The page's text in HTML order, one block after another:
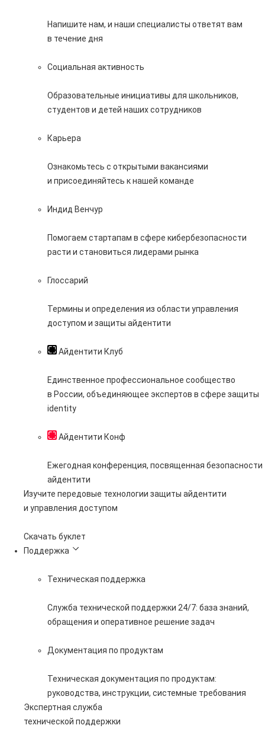
Напишите нам, и наши специалисты ответят вам
в течение дня
Социальная активность
Образовательные инициативы для школьников,
студентов и детей наших сотрудников
Карьера
Ознакомьтесь с открытыми вакансиями
и присоединяйтесь к нашей команде
Индид Венчур
Помогаем стартапам в сфере кибербезопасности
расти и становиться лидерами рынка
Глоссарий
Термины и определения из области управления
доступом и защиты айдентити
Айдентити Клуб
Единственное профессиональное сообщество
в России, объединяющее экспертов в сфере защиты
identity
Айдентити Конф
Ежегодная конференция, посвященная безопасности
айдентити
Изучите передовые технологии защиты айдентити
и управления доступом
Скачать буклет
Поддержка
Техническая поддержка
Служба технической поддержки 24/7: база знаний,
обращения и оперативное решение задач
Документация по продуктам
Техническая документация по продуктам:
руководства, инструкции, системные требования
Экспертная служба
технической поддержки